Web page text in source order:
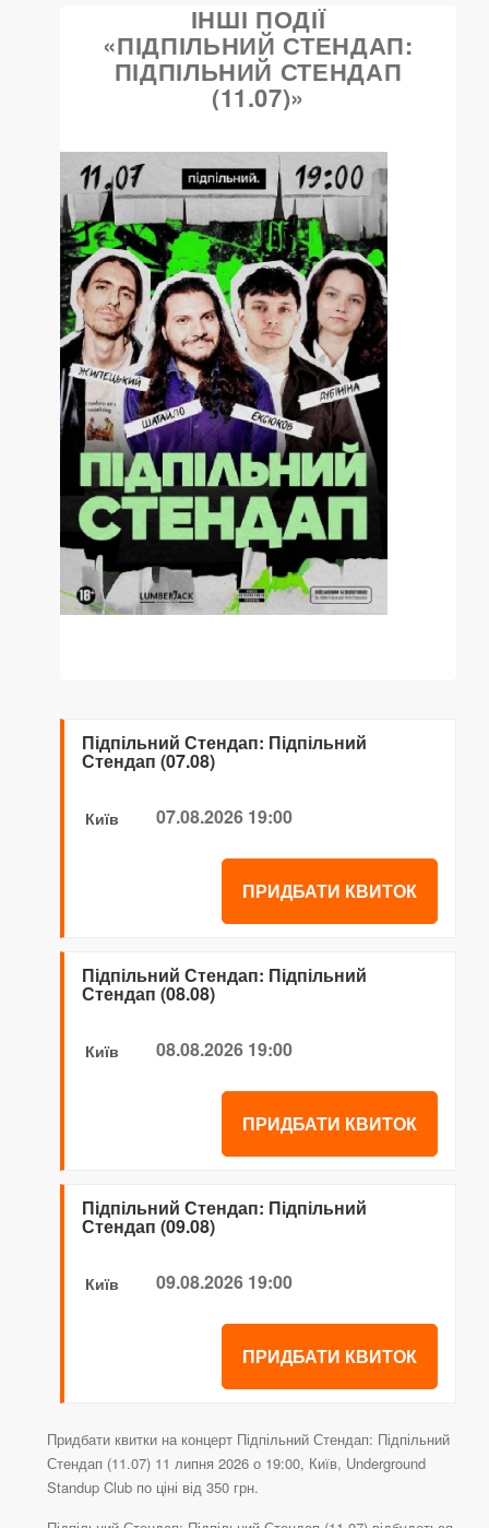
ІНШІ ПОДІЇ
«ПІДПІЛЬНИЙ СТЕНДАП:
ПІДПІЛЬНИЙ СТЕНДАП
(11.07)»
Підпільний Стендап: Підпільний
Стендап (07.08)
Київ 07.08.2026 19:00
ПРИДБАТИ КВИТОК
Підпільний Стендап: Підпільний
Стендап (08.08)
Київ 08.08.2026 19:00
ПРИДБАТИ КВИТОК
Підпільний Стендап: Підпільний
Стендап (09.08)
Київ 09.08.2026 19:00
ПРИДБАТИ КВИТОК
Придбати квитки на концерт Підпільний Стендап: Підпільний
Стендап (11.07) 11 липня 2026 о 19:00, Київ, Underground
Standup Club по ціні від 350 грн.